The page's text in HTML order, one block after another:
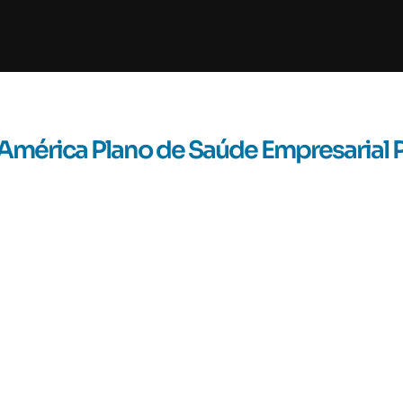
Plano de Saúde Empresarial